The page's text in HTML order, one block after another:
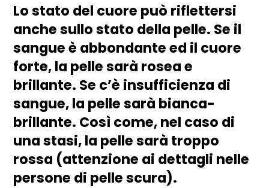
Lo stato del cuore può riflettersi
anche sullo stato della pelle. Se il
sangue è abbondante ed il cuore
forte, la pelle sarà rosea e
brillante. Se c’è insufficienza di
sangue, la pelle sarà bianca-
brillante. Così come, nel caso di
una stasi, la pelle sarà troppo
rossa (attenzione ai dettagli nelle
persone di pelle scura).